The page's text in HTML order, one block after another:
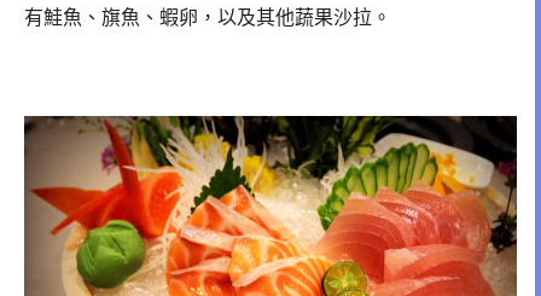
有鮭魚、旗魚、蝦卵，以及其他蔬果沙拉。